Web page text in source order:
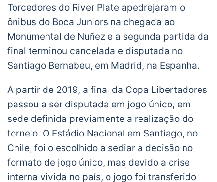
Torcedores do River Plate apedrejaram o
ônibus do Boca Juniors na chegada ao
Monumental de Nuñez e a segunda partida da
final terminou cancelada e disputada no
Santiago Bernabeu, em Madrid, na Espanha.
A partir de 2019, a final da Copa Libertadores
passou a ser disputada em jogo único, em
sede definida previamente a realização do
torneio. O Estádio Nacional em Santiago, no
Chile, foi o escolhido a sediar a decisão no
formato de jogo único, mas devido a crise
interna vivida no país, o jogo foi transferido